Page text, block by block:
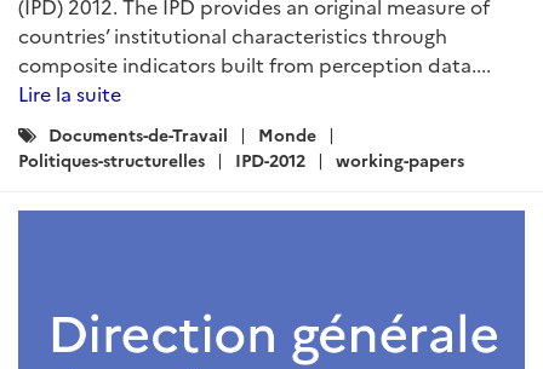
(IPD) 2012. The IPD provides an original measure of
countries’ institutional characteristics through
composite indicators built from perception data....
Lire la suite
Catégories
:
Documents-de-Travail
Monde
Politiques-structurelles
IPD-2012 working-papers